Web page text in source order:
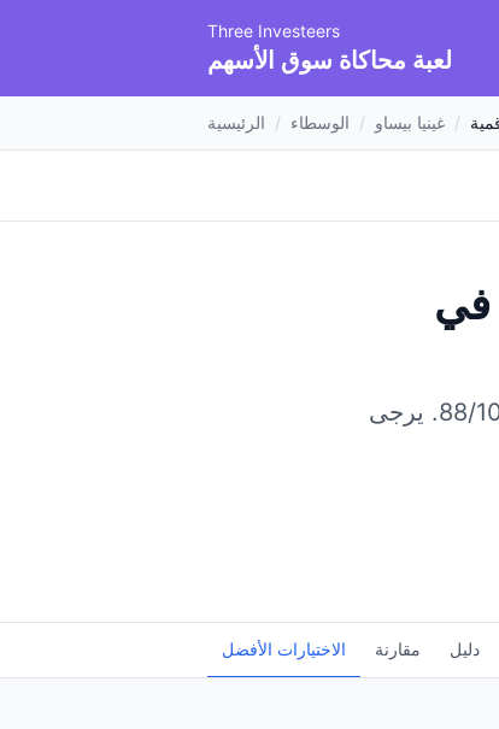
Three Investeers
لعبة محاكاة سوق الأسهم
الرئيسية / الوسطاء / غينيا بيساو /
في
يرجى
الاختيارات الأفضل مقارنة دليل